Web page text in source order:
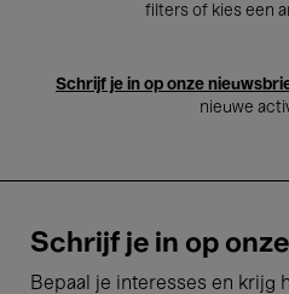
filters of kies een
Schrijf je in op onze
nieuwe
Schrijf je in op
Bepaal je interesses en krijg